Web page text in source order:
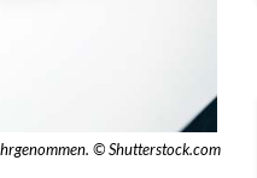
© Shutterstock.com